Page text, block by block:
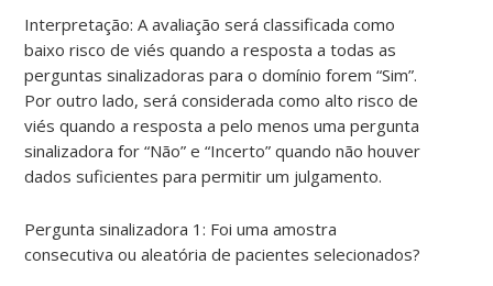
Interpretação: A avaliação será classificada como
baixo risco de viés quando a resposta a todas as
perguntas sinalizadoras para o domínio forem “Sim”.
Por outro lado, será considerada como alto risco de
viés quando a resposta a pelo menos uma pergunta
sinalizadora for “Não” e “Incerto” quando não houver
dados suficientes para permitir um julgamento.
Pergunta sinalizadora 1: Foi uma amostra
consecutiva ou aleatória de pacientes selecionados?